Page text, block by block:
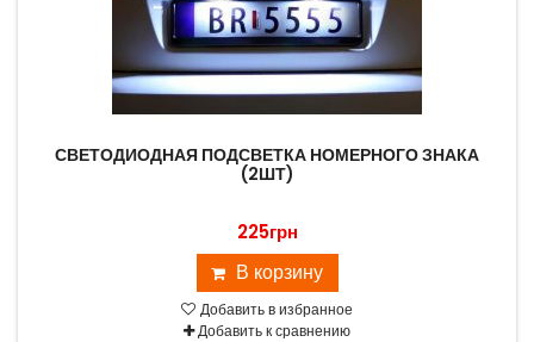
СВЕТОДИОДНАЯ ПОДСВЕТКА НОМЕРНОГО ЗНАКА
(2ШТ)
225грн
В корзину
Добавить в избранное
Добавить к сравнению